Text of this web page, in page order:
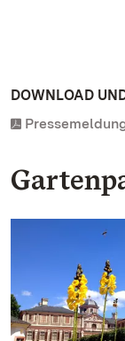
DOWNLOAD